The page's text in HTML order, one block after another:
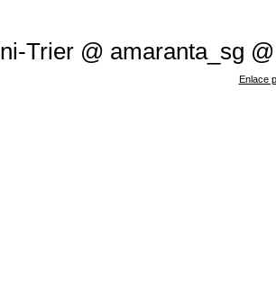
Trier @ amaranta_sg @
Enlace